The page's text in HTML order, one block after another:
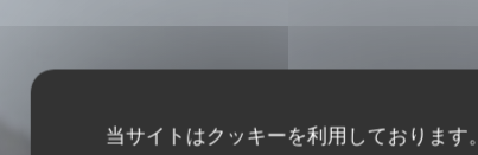
当サイトはクッキーを利用しておりま